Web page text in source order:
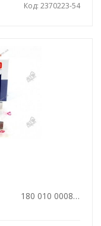
Код: 2370223-54
180 010 0008 00